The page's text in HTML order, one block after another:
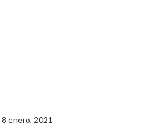
8 enero, 2021